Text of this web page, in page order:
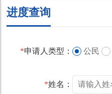
进度查询
*申请人类型： 公民
*姓名：